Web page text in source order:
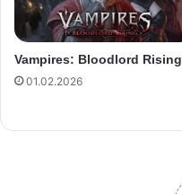
Vampires: Bloodlord Rising
01.02.2026